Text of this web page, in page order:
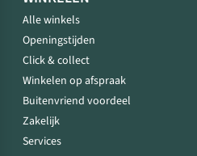
Alle winkels
Openingstijden
Click & collect
Winkelen op afspraak
Buitenvriend voordeel
Zakelijk
Services